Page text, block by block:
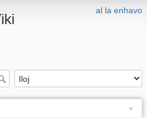
al la enhavo